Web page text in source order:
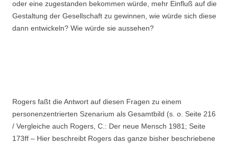
oder eine zugestanden be­kommen würde, mehr Einfluß auf die
Gestaltung der Gesellschaft zu gewinnen, wie würde sich diese
dann entwickeln? Wie würde sie aussehen?
Rogers faßt die Antwort auf diesen Fragen zu einem
personenzentrierten Szenarium als Gesamtbild (s. o. Seite 216
/ Vergleiche auch Rogers, C.: Der neue Mensch 1981; Seite
173ff – Hier beschreibt Rogers das ganze bisher beschrie­bene